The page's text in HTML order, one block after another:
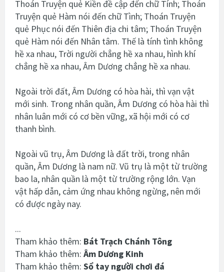
Thoán Truyện quẻ Kiền đề cập đến chữ Tính; Thoán
Truyện quẻ Hàm nói đến chữ Tình; Thoán Truyện
quẻ Phục nói đến Thiên địa chi tâm; Thoán Truyện
quẻ Hàm nói đến Nhân tâm. Thế là tính tình không
hề xa nhau, Trời người chẳng hề xa nhau, hình khí
chẳng hề xa nhau, Âm Dương chẳng hề xa nhau.
Ngoài trời đất, Âm Dương có hòa hài, thì vạn vật
mới sinh. Trong nhân quần, Âm Dương có hòa hài thì
nhân luân mới có cơ bền vững, xã hội mới có cơ
thanh bình.
Ngoài vũ trụ, Âm Dương là đất trời, trong nhân
quần, Âm Dương là nam nữ. Vũ trụ là một từ trường
bao la, nhân quần là một từ trường rộng lớn. Vạn
vật hấp dẫn, cảm ứng nhau không ngừng, nên mới
có được ngày nay.
...
Tham khảo thêm: Bát Trạch Chánh Tông
Tham khảo thêm: Âm Dương Kinh
Tham khảo thêm: Sổ tay người chơi đá